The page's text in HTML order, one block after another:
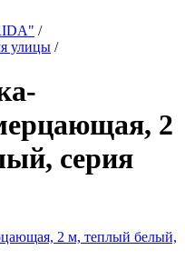
/
улицы /
2
серия